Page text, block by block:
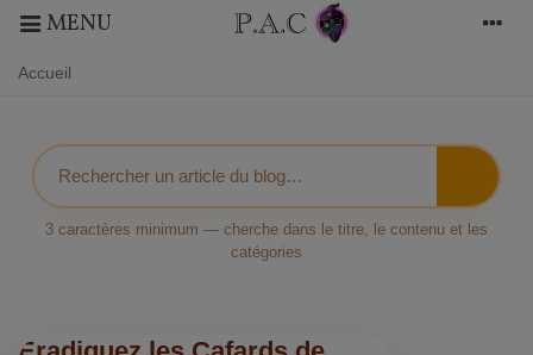
MENU
Accueil
3 caractères minimum — cherche dans le titre, le contenu et les
catégories